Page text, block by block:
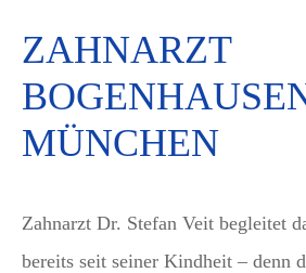
ZAHNARZT
MÜNCHEN
Zahnarzt Dr. Stefan Veit begleitet
bereits seit seiner Kindheit – denn